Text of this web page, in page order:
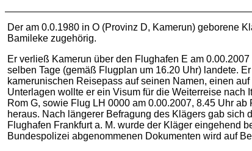
Der am 0.0.1980 in O (Provinz D, Kamerun) geborene
Bamileke zugehörig.
Er verließ Kamerun über den Flughafen E am
selben Tage (gemäß Flugplan um 16.20 Uhr) landete.
kamerunischen Reisepass auf seinen Namen, einen
Unterlagen wollte er ein Visum für die Weiterreise nach
Rom G, sowie Flug LH 0000 am 0.00.2007, 8.45 Uhr
heraus. Nach längerer Befragung des Klägers gab
Flughafen Frankfurt a. M. wurde der Kläger eingehend
Bundespolizei abgenommenen Dokumenten wird auf